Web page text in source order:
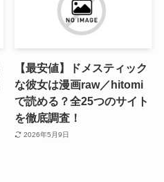
【最安値】ドメスティック
な彼女は漫画raw／hitomi
で読める？全25つのサイト
を徹底調査！
2026年5月9日